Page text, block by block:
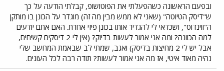
ובפעם הראשונה כשהפעלתי את הפוטושופ, קבלתי הודעה על כך
ש"דיסק הטיוטה" (שאני לא ממש מבין מה זה) מוגדר על הכונן בו מותקן
ה"ווינדוס", ושכדאי לי להגדיר אותו בכונן פיזי אחרת. האם אתם יודעים
למה הכוונה? ומה אני אמור לעשות בדיוק? (אין לי 2 דיסקים קשיחים,
אבל יש לי 2 מחיצות בדיסק) ואגב, שמתי לב שבאמת המחשב שלי
נהיה מאוד איטי, אז מה אני אמור לעשות? תודה רבה לכל העונים.